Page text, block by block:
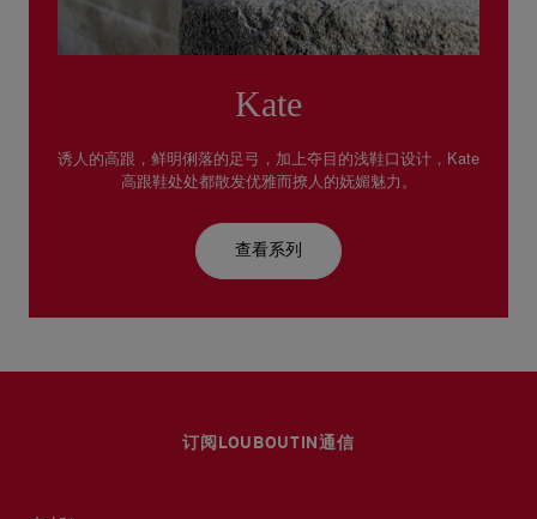
Kate
诱人的高跟，鲜明俐落的足弓，加上夺目的浅鞋口设计，Kate
高跟鞋处处都散发优雅而撩人的妩媚魅力。
查看系列
订阅LOUBOUTIN通信